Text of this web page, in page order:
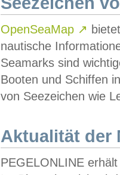
OpenSeaMap ↗
nautische
Seamarks sind
Booten und Schiffen
von Seezeichen wie
Aktualität der
PEGELONLINE